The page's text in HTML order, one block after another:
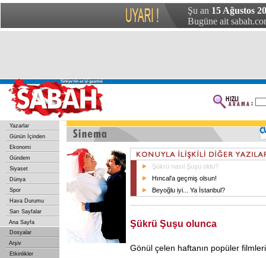
Şu an 15 Ağustos
Bugüne ait
Yazarlar
Günün İçinden
Ekonomi
Gündem
Siyaset
Dünya
Spor
Hava Durumu
Sarı Sayfalar
Ana Sayfa
Dosyalar
Arşiv
Etkinlikler
Şükrü nasıl Şuşu oldu?
Hıncal'a geçmiş olsun!
Beyoğlu iyi... Ya İstanbul?
Şükrü Şuşu olunca
Gönül çelen haftanın popüler